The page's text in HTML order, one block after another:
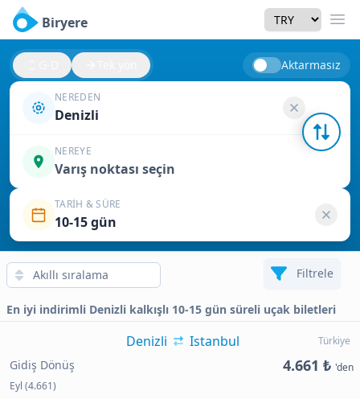
Biryere Currency
Aktarmasız
NEREDEN
Denizli
NEREYE
Varış noktası seçin
TARIH & SÜRE
10-15 gün
Filtrele
En iyi indirimli Denizli kalkışlı 10-15 gün süreli uçak biletleri
Türkiye
Denizli Istanbul
Gidiş Dönüş
Eyl (4.661)
4.661 ₺ 'den